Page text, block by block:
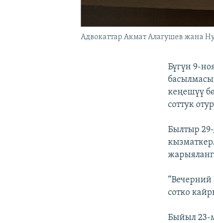
Адвокаттар Акмат Алагушев жана
Бүгүн 9-
кеңешүү
соттук
Былтыр
сотко
Быйыл 23-